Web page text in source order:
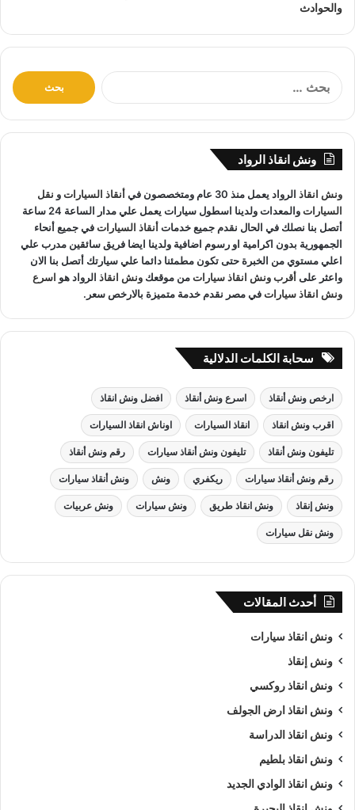
سعر بدون رسوم اضافية و بدون اكراميات.
نقوم بتتبع جميعسيارات الانقاذمن خلال GPS.
نقوم بـإنقاذ السياراتخلال النهار والليل دون أي تكلفة إضافية.
جميع سائقيأوناش الانقاذلدينا على دراية باستخدام أحدث
المعدات والتقنيات ورفع السيارات.
ونش انقاذ مدينة بدرلدينا فريق خدمة عملاء يعمل علي مدار الساعة
و فريق سائقين و وناشين قادرين على التعامل مع كافة مواقف
سيارتكسحب سياراتأورفع سياراتأو إنقاذ سياراتاذا كان عطل
او حادث ونش انقاذ سيارات الرواد نحن أسرع ونش انقاذ
مما يجعل
ونش انقاذ سيارات
من اهم اسباب نجاح شركة الرواد لـرفع و
الكبيرة في استغلال الوقت وتقديم خدمة
والحوادث
:
ونش انقاذ الرواد
ونش انقاذ الرواد يعمل منذ 30 عام ومتخصصون في أنقاذ السياراتو نقل
السيارات
والمعدات ولدينا اسطول سيارات يعمل علي مدار الساعة 24 ساعة
أتصل بنا نصلك في الحال نقدم جميع خدماتأنقاذ السياراتفي جميع أنحاء
الجمهورية بدون اكرامية او رسوم اضافية ولدينا ايضا فريق سائقين مدرب علي
اعلي مستوي من الخبرة حتى تكون مطمئنا دائما علي سيارتك أتصل بنا الان
واعثر علىأقرب ونش انقاذ سياراتمن موقعك ونش انقاذ الرواد هو اسرع
ونش انقاذ سياراتفي مصر نقدم خدمة متميزة بالارخص سعر.
سحابة الكلمات الدلالية
ارخص ونش أنقاذ اسرع ونش أنقاذ افضل ونش انقاذ
اقرب ونش انقاذ انقاذ السيارات اوناش انقاذ السيارات
تليفون ونش أنقاذ تليفون ونش أنقاذ سيارات رقم ونش أنقاذ
رقم ونش أنقاذ سيارات ريكفري ونش ونش أنقاذ سيارات
ونش إنقاذ ونش انقاذ طريق ونش سيارات ونش عربيات
ونش نقل سيارات
أحدث المقالات
ونش انقاذ سيارات
ونش إنقاذ
ونش انقاذ روكسي
ونش انقاذ ارض الجولف
ونش انقاذ الدراسة
ونش انقاذ بلطيم
ونش انقاذ الوادي الجديد